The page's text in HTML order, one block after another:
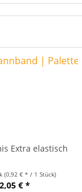
Extra elastisch
(0,92 € * / 1 Stück)
€ *